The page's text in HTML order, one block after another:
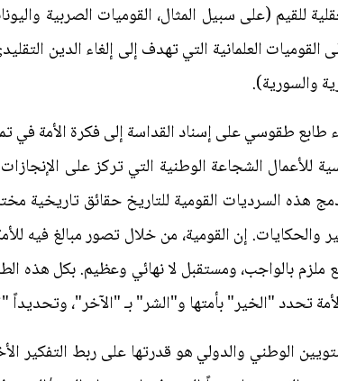
للقيم (على سبيل المثال، القوميات الصربية
القوميات العلمانية التي تهدف إلى إلغاء الدين
والسورية).
طابع طقوسي على إسناد القداسة إلى فكرة الأمة في
للأعمال الشجاعة الوطنية التي تركز على
هذه السرديات القومية للتاريخ حقائق تاريخية
والحكايات. إن القومية، من خلال تصور مبالغ فيه
بالواجب، ومستقبل لا نهائي وعظيم. بكل هذه
تحدد "الخير" بأمتها و"الشر" بـ "الآخر"، وتحديداً
الوطني والدولي هو قدرتها على ربط التفكير